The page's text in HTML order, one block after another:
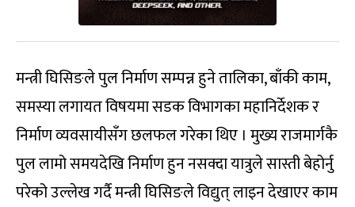
मन्त्री घिसिङले पुल निर्माण सम्पन्न हुने तालिका, बाँकी काम,
समस्या लगायत विषयमा सडक विभागका महानिर्देशक र
निर्माण व्यवसायीसँग छलफल गरेका थिए । मुख्य राजमार्गकै
पुल लामो समयदेखि निर्माण हुन नसक्दा यात्रुले सास्ती बेहोर्नु
परेको उल्लेख गर्दै मन्त्री घिसिङले विद्युत् लाइन देखाएर काम